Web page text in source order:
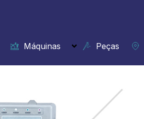
Máquinas Peças